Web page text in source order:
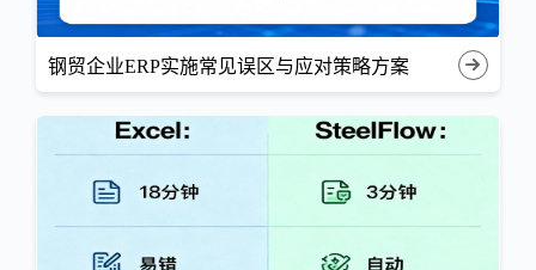
钢贸企业ERP实施常见误区与应对策略方案